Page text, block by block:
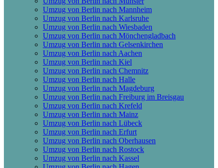
Umzug von Berlin nach Mannheim
Umzug von Berlin nach Karlsruhe
Umzug von Berlin nach Wiesbaden
Umzug von Berlin nach Mönchen­gladbach
Umzug von Berlin nach Gelsenkirchen
Umzug von Berlin nach Aachen
Umzug von Berlin nach Kiel
Umzug von Berlin nach Chemnitz
Umzug von Berlin nach Halle
Umzug von Berlin nach Magdeburg
Umzug von Berlin nach Freiburg im Breisgau
Umzug von Berlin nach Krefeld
Umzug von Berlin nach Mainz
Umzug von Berlin nach Lübeck
Umzug von Berlin nach Erfurt
Umzug von Berlin nach Oberhausen
Umzug von Berlin nach Rostock
Umzug von Berlin nach Kassel